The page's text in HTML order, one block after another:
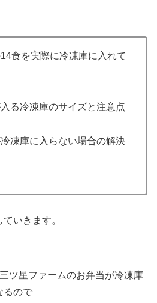
食を実際に冷凍庫に入れて
る冷凍庫のサイズと注意点
凍庫に入らない場合の解決
いきます。
ツ星ファームのお弁当が冷凍庫
るので